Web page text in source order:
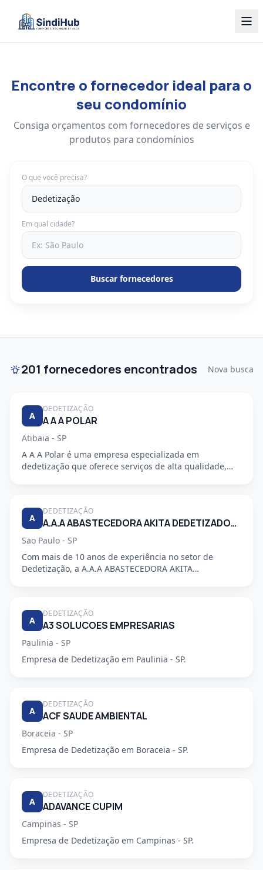
Encontre o fornecedor ideal para o
seu condomínio
Consiga orçamentos com fornecedores de serviços e
produtos para condomínios
O que você precisa?
Em qual cidade?
Buscar fornecedores
201 fornecedores encontrados Nova busca
A
DEDETIZAÇÃO
A A A POLAR
Atibaia - SP
A A A Polar é uma empresa especializada em
dedetização que oferece serviços de alta qualidade,
A
DEDETIZAÇÃO
A.A.A ABASTECEDORA AKITA DEDETIZADORA S/S LTDA
Sao Paulo - SP
Com mais de 10 anos de experiência no setor de
Dedetização, a A.A.A ABASTECEDORA AKITA
A
DEDETIZAÇÃO
A3 SOLUCOES EMPRESARIAS
Paulinia - SP
Empresa de Dedetização em Paulinia - SP.
A
DEDETIZAÇÃO
ACF SAUDE AMBIENTAL
Boraceia - SP
Empresa de Dedetização em Boraceia - SP.
A
DEDETIZAÇÃO
ADAVANCE CUPIM
Campinas - SP
Empresa de Dedetização em Campinas - SP.